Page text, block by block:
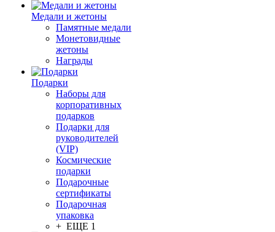
Медали и жетоны
Памятные медали
Монетовидные
жетоны
Награды
Подарки
Наборы для
корпоративных
подарков
Подарки для
руководителей
(VIP)
Космические
подарки
Подарочные
сертификаты
Подарочная
упаковка
+ ЕЩЕ 1